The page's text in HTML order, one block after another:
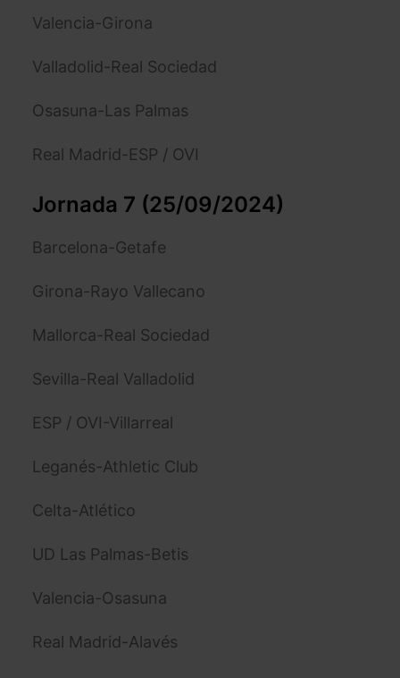
Valencia-Girona
Valladolid-Real Sociedad
Osasuna-Las Palmas
Real Madrid-ESP / OVI
Jornada 7 (25/09/2024)
Barcelona-Getafe
Girona-Rayo Vallecano
Mallorca-Real Sociedad
Sevilla-Real Valladolid
ESP / OVI-Villarreal
Leganés-Athletic Club
Celta-Atlético
UD Las Palmas-Betis
Valencia-Osasuna
Real Madrid-Alavés